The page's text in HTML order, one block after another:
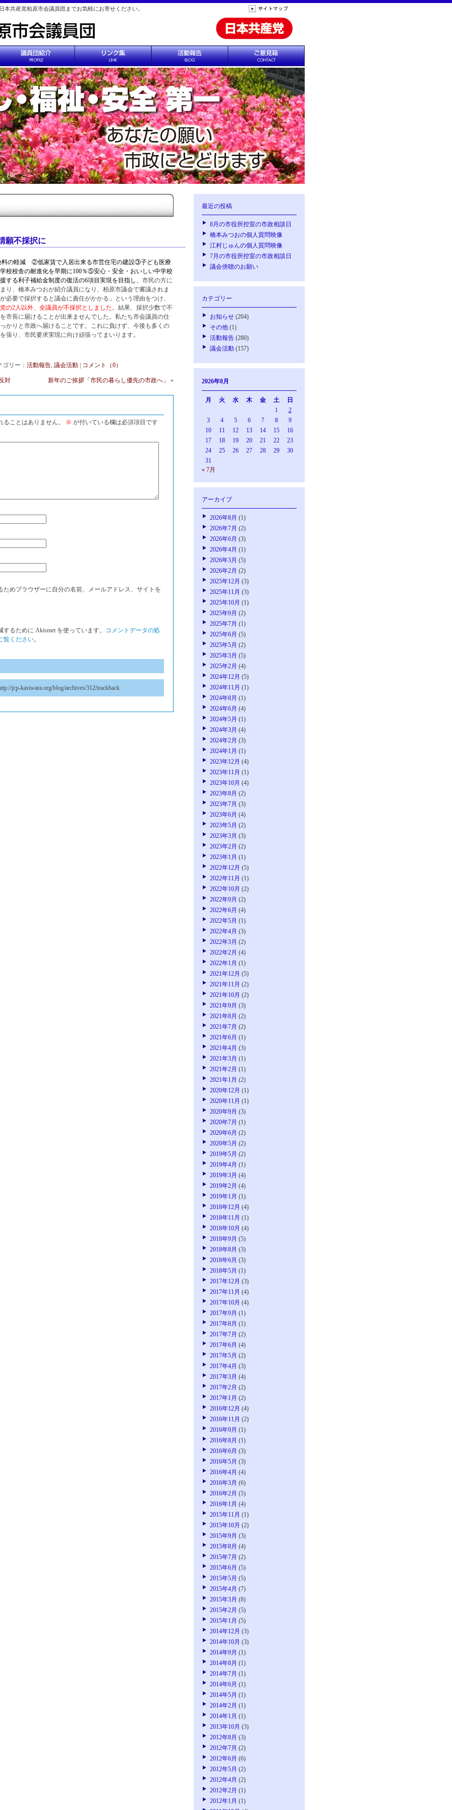
本共産党柏原市会議員団までお気軽にお寄せください。
願不採択に
料の軽減 ②低家賃で入居出来る市営住宅の建設③子ども医療
校舎の耐進化を早期に100％⑤安心・安全・おいしい中学校
る利子補給金制度の復活の6項目実現を目指し、 市民の方に
り、橋本みつおが紹介議員になり、柏原市議会で審議されま
必要で採択すると議会に責任がかかる」という理由をつけ、
の2人以外、全議員が不採択としました。 結果、採択少数で不
市長に届けることが出来ませんでした。私たち市会議員の仕
かりと市政へ届けることです。これに負けず、今後も多くの
張り、市民要求実現に向け頑張ってまいります。
ゴリー： 活動報告, 議会活動 コメント（0）
対 新年のご挨拶「市民の暮らし優先の市政へ」 »
ことはありません。
※ が付いている欄は必須項目です
ためブラウザーに自分の名前、メールアドレス、サイトを
るために Akismet を使っています。 コメントデータの処
覧ください。
jcp-kasiwara.org/blog/archives/312/trackback
最近の投稿
8月の市役所控室の市政相談日
橋本みつおの個人質問映像
江村じゅんの個人質問映像
7月の市役所控室の市政相談日
議会傍聴のお願い
カテゴリー
お知らせ (204)
その他 (1)
活動報告 (280)
議会活動 (157)
2026年8月
月 火 水 木 金 土
日
1
2
3
4 5 6 7 8
9
10
11 12 13 14 15
16
17
18 19 20 21 22
23
24
25 26 27 28 29
30
31
« 7月
アーカイブ
2026年8月 (1)
2026年7月 (2)
2026年6月 (3)
2026年4月 (1)
2026年3月 (5)
2026年2月 (2)
2025年12月 (3)
2025年11月 (3)
2025年10月 (1)
2025年9月 (2)
2025年7月 (1)
2025年6月 (5)
2025年5月 (2)
2025年3月 (5)
2025年2月 (4)
2024年12月 (5)
2024年11月 (1)
2024年8月 (1)
2024年6月 (4)
2024年5月 (1)
2024年3月 (4)
2024年2月 (3)
2024年1月 (1)
2023年12月 (4)
2023年11月 (1)
2023年10月 (4)
2023年8月 (2)
2023年7月 (3)
2023年6月 (4)
2023年5月 (2)
2023年3月 (3)
2023年2月 (2)
2023年1月 (1)
2022年12月 (5)
2022年11月 (1)
2022年10月 (2)
2022年9月 (2)
2022年6月 (4)
2022年5月 (1)
2022年4月 (3)
2022年3月 (2)
2022年2月 (4)
2022年1月 (1)
2021年12月 (5)
2021年11月 (2)
2021年10月 (2)
2021年9月 (3)
2021年8月 (2)
2021年7月 (2)
2021年6月 (1)
2021年4月 (3)
2021年3月 (1)
2021年2月 (1)
2021年1月 (2)
2020年12月 (1)
2020年11月 (1)
2020年9月 (3)
2020年7月 (1)
2020年6月 (2)
2020年5月 (2)
2019年5月 (2)
2019年4月 (1)
2019年3月 (4)
2019年2月 (4)
2019年1月 (1)
2018年12月 (4)
2018年11月 (1)
2018年10月 (4)
2018年9月 (5)
2018年8月 (3)
2018年6月 (3)
2018年5月 (1)
2017年12月 (3)
2017年11月 (4)
2017年10月 (4)
2017年9月 (1)
2017年8月 (1)
2017年7月 (2)
2017年6月 (4)
2017年5月 (2)
2017年4月 (3)
2017年3月 (4)
2017年2月 (2)
2017年1月 (2)
2016年12月 (4)
2016年11月 (2)
2016年9月 (1)
2016年8月 (1)
2016年6月 (3)
2016年5月 (3)
2016年4月 (4)
2016年3月 (6)
2016年2月 (5)
2016年1月 (4)
2015年11月 (1)
2015年10月 (2)
2015年9月 (3)
2015年8月 (4)
2015年7月 (2)
2015年6月 (5)
2015年5月 (5)
2015年4月 (7)
2015年3月 (8)
2015年2月 (5)
2015年1月 (5)
2014年12月 (3)
2014年10月 (3)
2014年9月 (1)
2014年8月 (1)
2014年7月 (1)
2014年6月 (1)
2014年5月 (1)
2014年2月 (1)
2014年1月 (1)
2013年10月 (3)
2012年8月 (3)
2012年7月 (2)
2012年6月 (6)
2012年5月 (2)
2012年4月 (2)
2012年2月 (1)
2012年1月 (1)